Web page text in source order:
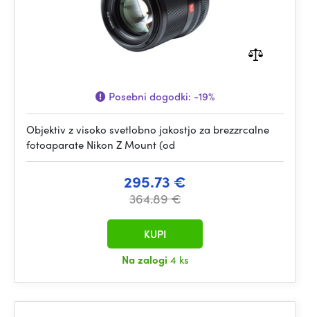
Posebni dogodki: -19%
Objektiv z visoko svetlobno jakostjo za brezzrcalne
fotoaparate Nikon Z Mount (od
295.73 €
364.89 €
Na zalogi 4 ks
KUPI